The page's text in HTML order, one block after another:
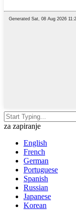
za zapiranje
English
French
German
Portuguese
Spanish
Russian
Japanese
Korean